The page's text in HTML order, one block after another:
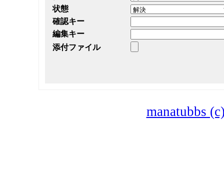
状態
確認キー
編集キー
添付ファイル
manatubbs